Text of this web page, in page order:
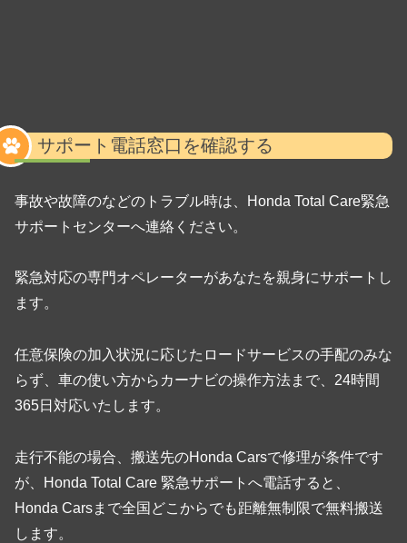
サポート電話窓口を確認する
事故や故障のなどのトラブル時は、Honda Total Care緊急
サポートセンターへ連絡ください。
緊急対応の専門オペレーターがあなたを親身にサポートし
ます。
任意保険の加入状況に応じたロードサービスの手配のみな
らず、車の使い方からカーナビの操作方法まで、24時間
365日対応いたします。
走行不能の場合、搬送先のHonda Carsで修理が条件です
が、Honda Total Care 緊急サポートへ電話すると、
Honda Carsまで全国どこからでも距離無制限で無料搬送
します。